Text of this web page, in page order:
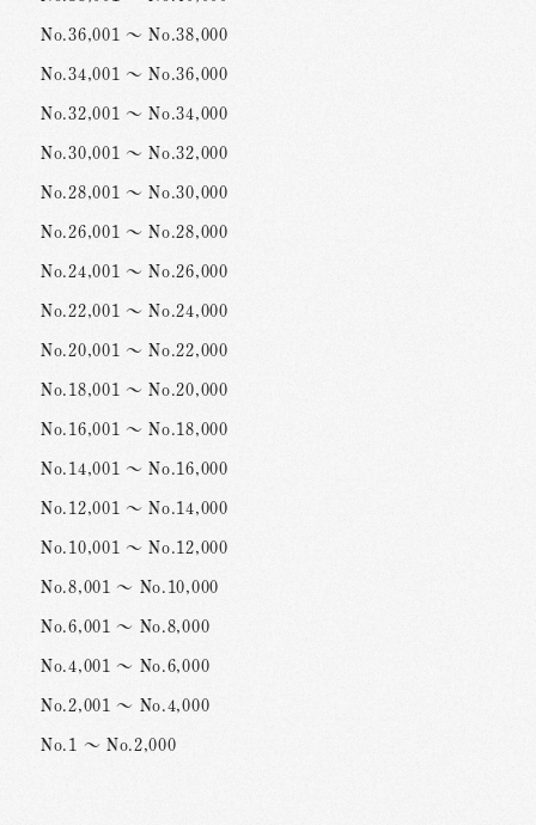
No.36,001 ～ No.38,000
No.34,001 ～ No.36,000
No.32,001 ～ No.34,000
No.30,001 ～ No.32,000
No.28,001 ～ No.30,000
No.26,001 ～ No.28,000
No.24,001 ～ No.26,000
No.22,001 ～ No.24,000
No.20,001 ～ No.22,000
No.18,001 ～ No.20,000
No.16,001 ～ No.18,000
No.14,001 ～ No.16,000
No.12,001 ～ No.14,000
No.10,001 ～ No.12,000
No.8,001 ～ No.10,000
No.6,001 ～ No.8,000
No.4,001 ～ No.6,000
No.2,001 ～ No.4,000
No.1 ～ No.2,000